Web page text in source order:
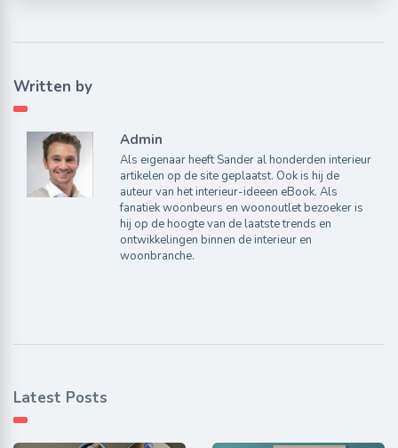
Written by
Admin
Als eigenaar heeft Sander al honderden interieur
artikelen op de site geplaatst. Ook is hij de
auteur van het interieur-ideeen eBook. Als
fanatiek woonbeurs en woonoutlet bezoeker is
hij op de hoogte van de laatste trends en
ontwikkelingen binnen de interieur en
woonbranche.
Latest Posts